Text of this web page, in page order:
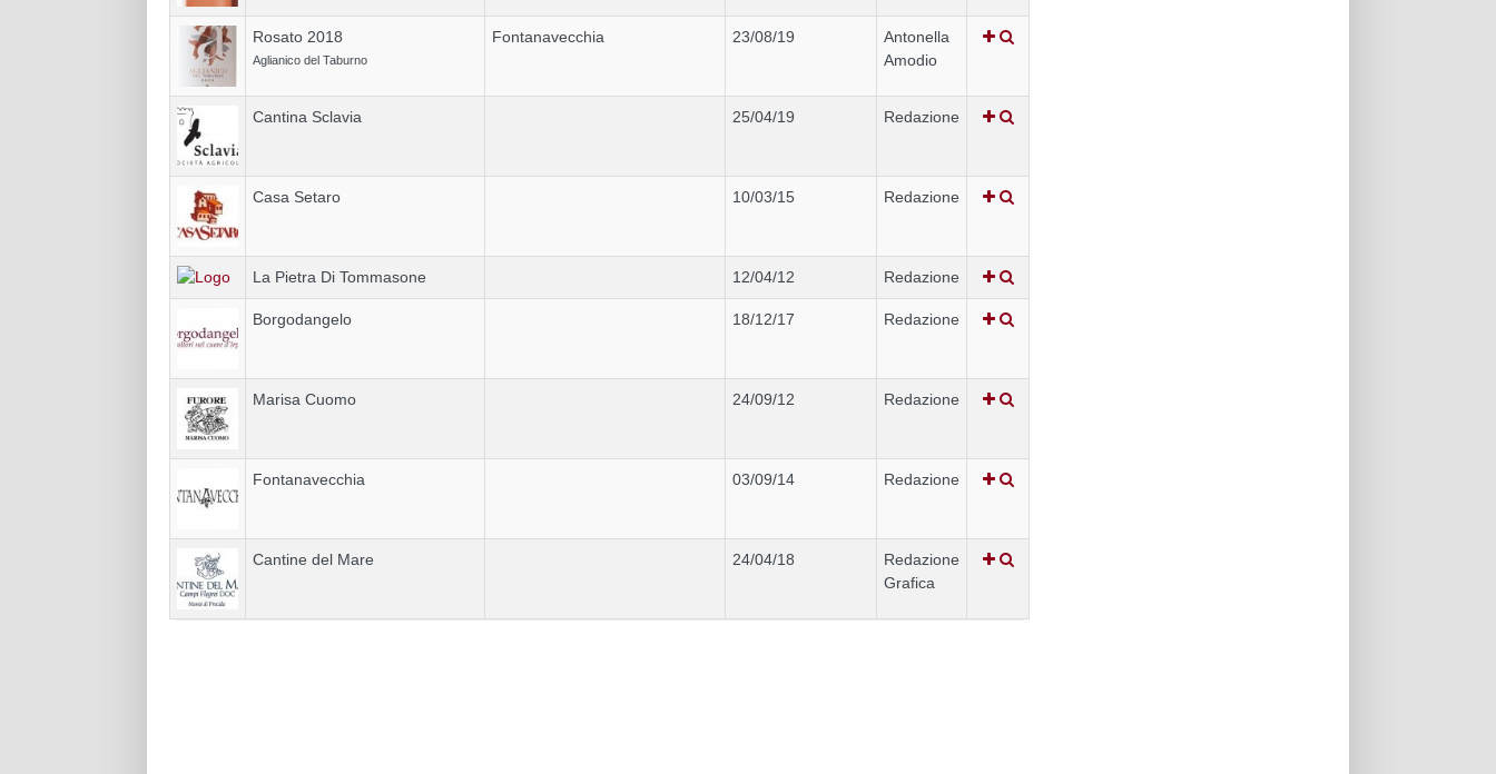
Rosato 2018
Aglianico del Taburno
Fontanavecchia 23/08/19
Antonella
Amodio
Cantina Sclavia 25/04/19 Redazione
Casa Setaro 10/03/15 Redazione
La Pietra Di Tommasone 12/04/12 Redazione
Borgodangelo 18/12/17 Redazione
Marisa Cuomo 24/09/12 Redazione
Fontanavecchia 03/09/14 Redazione
Cantine del Mare 24/04/18
Redazione
Grafica